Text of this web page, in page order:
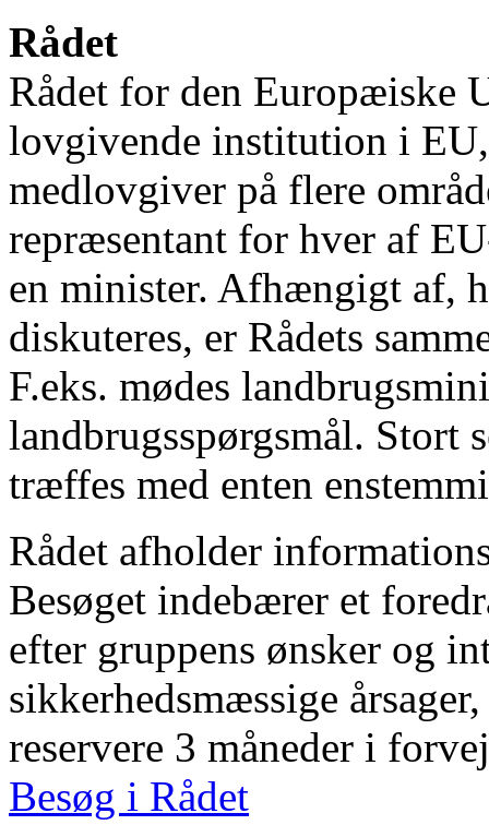
Rådet
Rådet for den Europæiske
lovgivende institution i
medlovgiver på flere
repræsentant for hver af
en minister. Afhængigt af,
diskuteres, er Rådets
F.eks. mødes
landbrugsspørgsmål. Stort
træffes med enten
Rådet afholder
Besøget indebærer et
efter gruppens ønsker og
sikkerhedsmæssige
reservere 3 måneder i
Besøg i Rådet